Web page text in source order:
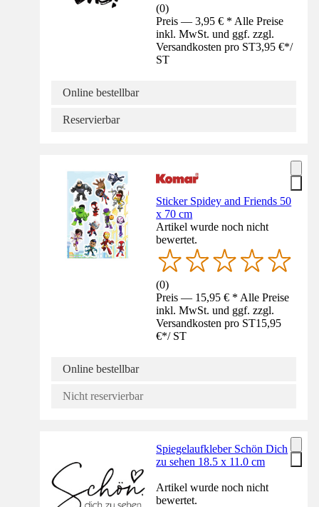
(0)
Preis — 3,95 € * Alle Preise
inkl. MwSt. und ggf. zzgl.
Versandkosten pro ST3,95 €*/
ST
Online bestellbar
Reservierbar
Sticker Spidey and Friends 50
x 70 cm
Artikel wurde noch nicht
bewertet.
(0)
Preis — 15,95 € * Alle Preise
inkl. MwSt. und ggf. zzgl.
Versandkosten pro ST15,95
€*/ ST
Online bestellbar
Nicht reservierbar
Spiegelaufkleber Schön Dich
zu sehen 18.5 x 11.0 cm
Artikel wurde noch nicht
bewertet.